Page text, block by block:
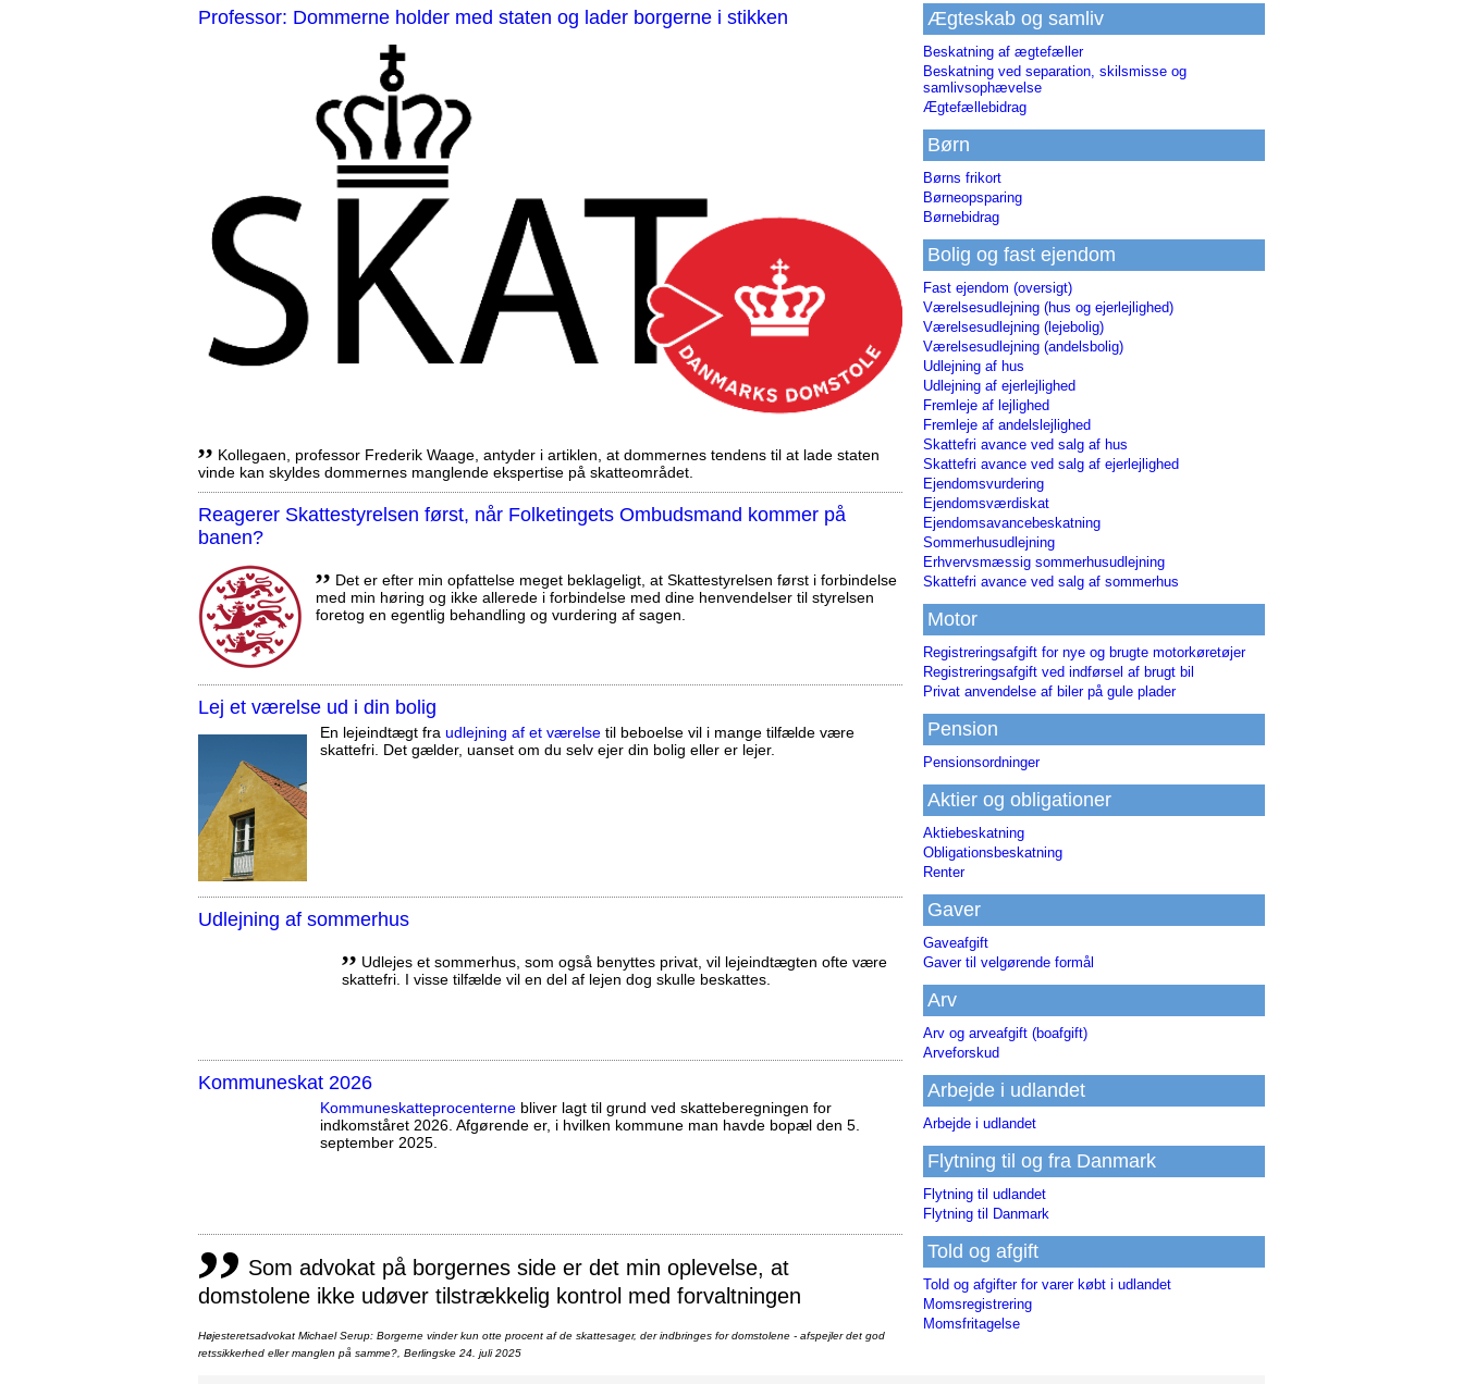
Professor: Dommerne holder med staten og lader borgerne i stikken
,, Kollegaen, professor Frederik Waage, antyder i artiklen, at dommernes tendens til at lade staten
vinde kan skyldes dommernes manglende ekspertise på skatteområdet.
Reagerer Skattestyrelsen først, når Folketingets Ombudsmand kommer på
banen?
,, Det er efter min opfattelse meget beklageligt, at Skattestyrelsen først i forbindelse
med min høring og ikke allerede i forbindelse med dine henvendelser til styrelsen
foretog en egentlig behandling og vurdering af sagen.
Lej et værelse ud i din bolig
En lejeindtægt fra udlejning af et værelse til beboelse vil i mange tilfælde være
skattefri. Det gælder, uanset om du selv ejer din bolig eller er lejer.
Udlejning af sommerhus
,, Udlejes et sommerhus, som også benyttes privat, vil lejeindtægten ofte være
skattefri. I visse tilfælde vil en del af lejen dog skulle beskattes.
Kommuneskat 2026
Kommuneskatte­procenterne bliver lagt til grund ved skatteberegningen for
indkomståret 2026. Afgørende er, i hvilken kommune man havde bopæl den 5.
september 2025.
,, Som advokat på borgernes side er det min oplevelse, at
domstolene ikke udøver tilstrækkelig kontrol med forvaltningen
Højesteretsadvokat Michael Serup: Borgerne vinder kun otte procent af de skattesager, der indbringes for domstolene - afspejler det god
retssikkerhed eller manglen på samme?, Berlingske 24. juli 2025
Ægteskab og samliv
Beskatning af ægtefæller
Beskatning ved separation, skilsmisse og
samlivsophævelse
Ægtefællebidrag
Børn
Børns frikort
Børneopsparing
Børnebidrag
Bolig og fast ejendom
Fast ejendom (oversigt)
Værelsesudlejning (hus og ejerlejlighed)
Værelsesudlejning (lejebolig)
Værelsesudlejning (andelsbolig)
Udlejning af hus
Udlejning af ejerlejlighed
Fremleje af lejlighed
Fremleje af andelslejlighed
Skattefri avance ved salg af hus
Skattefri avance ved salg af ejerlejlighed
Ejendomsvurdering
Ejendomsværdiskat
Ejendomsavancebeskatning
Sommerhusudlejning
Erhvervsmæssig sommerhusudlejning
Skattefri avance ved salg af sommerhus
Motor
Registreringsafgift for nye og brugte motorkøretøjer
Registreringsafgift ved indførsel af brugt bil
Privat anvendelse af biler på gule plader
Pension
Pensionsordninger
Aktier og obligationer
Aktiebeskatning
Obligationsbeskatning
Renter
Gaver
Gaveafgift
Gaver til velgørende formål
Arv
Arv og arveafgift (boafgift)
Arveforskud
Arbejde i udlandet
Arbejde i udlandet
Flytning til og fra Danmark
Flytning til udlandet
Flytning til Danmark
Told og afgift
Told og afgifter for varer købt i udlandet
Momsregistrering
Momsfritagelse